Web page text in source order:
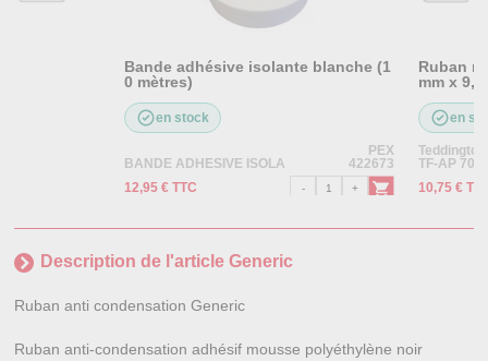
Bande adhésive isolante blanche (1
0 mètres)
en stock
PEX
BANDE ADHESIVE ISOLA
422673
12,95 € TTC
Ruban
mm x
en
Teddington
TF-AP 703
10,75 €
Description de l'article Generic
Ruban anti condensation Generic
Ruban anti-condensation adhésif mousse polyéthylène noir